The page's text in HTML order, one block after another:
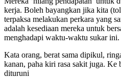
kerja. Boleh bayangkan jika kita
terpaksa melakukan perkara yang
adalah kesediaan mereka untuk
menghadapi waktu-waktu sukar ini.
Kata orang, berat sama dipikul,
kanan, paha kiri rasa sakit juga. Ke
dituruni